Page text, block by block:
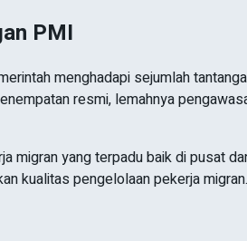
PMI
menghadapi sejumlah
resmi, lemahnya
yang terpadu baik di pusat
kualitas pengelolaan pekerja migran.